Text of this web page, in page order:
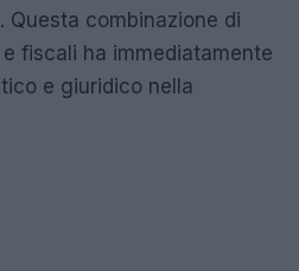
Questa combinazione di
fiscali ha immediatamente
e giuridico nella